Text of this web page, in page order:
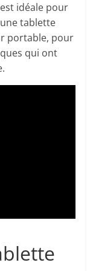
idéale pour
tablette
portable, pour
qui ont